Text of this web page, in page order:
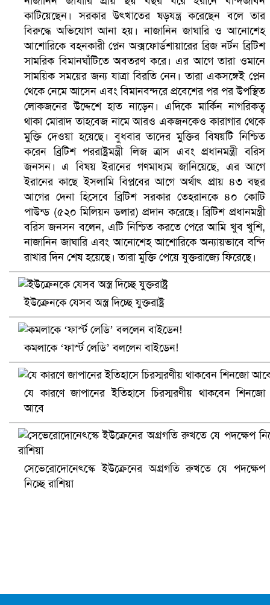
বৈষম্যবিরোধী ছাত্র আন্দোলনের সাধারণ সম্পাদকের পদত্যাগ
ভিউ বাড়াতে রাম দা হাতে ফেসবুকে ভিডিও পোস্ট শিক্ষকের
আ.লীগ ও জাপার ৯ নেতা কারাগারে
কাটিয়েছেন। সরকার উৎখাতের ষড়যন্ত্র করেছেন বলে তার
বিরুদ্ধে অভিযোগ আনা হয়। নাজানিন জাঘারি ও আনোশেহ
আশোরিকে বহনকারী প্লেন অক্সফোর্ডশায়ারের ব্রিজ নর্টন ব্রিটিশ
সামরিক বিমানঘাঁটিতে অবতরণ করে। এর আগে তারা ওমানে
সাময়িক সময়ের জন্য যাত্রা বিরতি নেন। তারা একসঙ্গেই প্লেন
থেকে নেমে আসেন এবং বিমানবন্দরে প্রবেশের পর পর উপস্থিত
লোকজনের উদ্দেশে হাত নাড়েন। এদিকে মার্কিন নাগরিকত্ব
থাকা মোরাদ তাহবেজ নামে আরও একজনকেও কারাগার থেকে
মুক্তি দেওয়া হয়েছে। বুধবার তাদের মুক্তির বিষয়টি নিশ্চিত
করেন ব্রিটিশ পররাষ্ট্রমন্ত্রী লিজ ত্রাস এবং প্রধানমন্ত্রী বরিস
জনসন। এ বিষয় ইরানের গণমাধ্যম জানিয়েছে, এর আগে
ইরানের কাছে ইসলামি বিপ্লবের আগে অর্থাৎ প্রায় ৪৩ বছর
আগের দেনা হিসেবে ব্রিটিশ সরকার তেহরানকে ৪০ কোটি
পাউন্ড (৫২০ মিলিয়ন ডলার) প্রদান করেছে। ব্রিটিশ প্রধানমন্ত্রী
বরিস জনসন বলেন, এটি নিশ্চিত করতে পেরে আমি খুব খুশি,
নাজানিন জাঘারি এবং আনোশেহ আশোরিকে অন্যায়ভাবে বন্দি
রাখার দিন শেষ হয়েছে। তারা মুক্তি পেয়ে যুক্তরাজ্যে ফিরেছে।
ইউক্রেনকে যেসব অস্ত্র দিচ্ছে যুক্তরাষ্ট্র
কমলাকে ‘ফার্স্ট লেডি’ বললেন বাইডেন!
যে কারণে জাপানের ইতিহাসে চিরস্মরণীয় থাকবেন শিনজো
আবে
সেভেরোদোনেৎস্কে ইউক্রেনের অগ্রগতি রুখতে যে পদক্ষেপ
নিচ্ছে রাশিয়া